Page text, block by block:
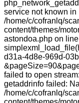
service not known in
/home/c/cofranlq/
content/themes/
astondoa.php on
d31a-4d8e-969d-
failed to open
getaddrinfo failed:
/home/c/cofranlq/